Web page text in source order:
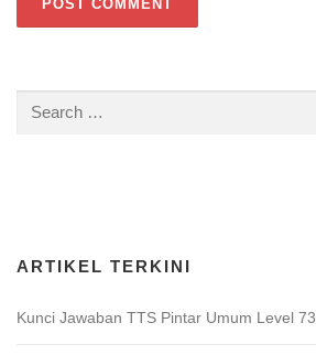
Search
ARTIKEL TERKINI
Kunci Jawaban TTS Pintar Umum Level